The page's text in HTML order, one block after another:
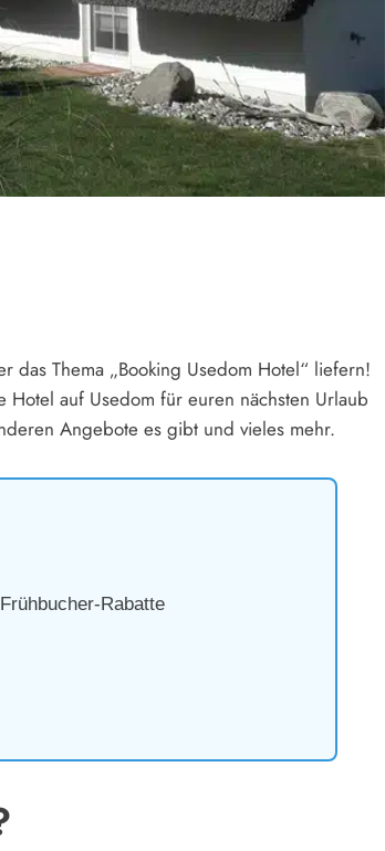
Thema „Booking Usedom Hotel“ liefern!
auf Usedom für euren nächsten Urlaub
Angebote es gibt und vieles mehr.
Rabatte